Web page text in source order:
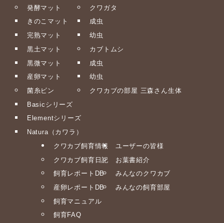
発酵マット
きのこマット
完熟マット
黒土マット
黒微マット
産卵マット
菌糸ビン
Basicシリーズ
Elementシリーズ
Natura（カワラ）
クワガタ
成虫
幼虫
カブトムシ
成虫
幼虫
クワカブの部屋 三森さん生体
クワカブ飼育情報
クワカブ飼育日記
飼育レポートDB
産卵レポートDB
飼育マニュアル
飼育FAQ
ユーザーの皆様
お葉書紹介
みんなのクワカブ
みんなの飼育部屋